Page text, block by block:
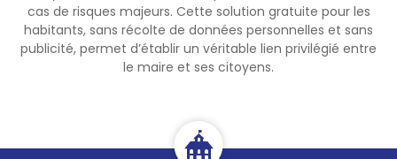
cas de risques majeurs. Cette solution gratuite pour les
habitants, sans récolte de données personnelles et sans
publicité, permet d’établir un véritable lien privilégié entre
le maire et ses citoyens.